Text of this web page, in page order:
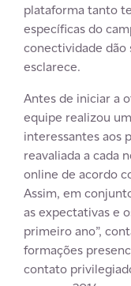
plataforma tanto
específicas do
conectividade dão
esclarece.
Antes de iniciar a
equipe realizou
interessantes aos
reavaliada a cada
online de acordo
Assim, em
as expectativas e
primeiro ano”,
formações
contato